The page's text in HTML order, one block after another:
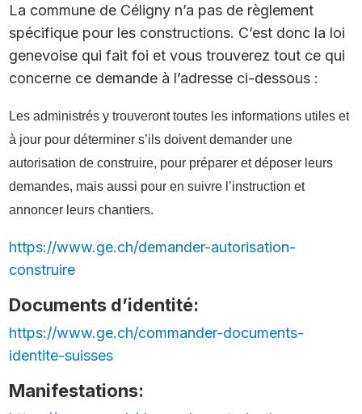
La commune de Céligny n’a pas de règlement
spécifique pour les constructions. C’est donc la loi
genevoise qui fait foi et vous trouverez tout ce qui
concerne ce demande à l’adresse ci-dessous :
Les administrés y trouveront toutes les informations utiles et
à jour pour déterminer s’ils doivent demander une
autorisation de construire, pour préparer et déposer leurs
demandes, mais aussi pour en suivre l’instruction et
annoncer leurs chantiers.
https://www.ge.ch/demander-autorisation-
construire
Documents d’identité:
https://www.ge.ch/commander-documents-
identite-suisses
Manifestations: